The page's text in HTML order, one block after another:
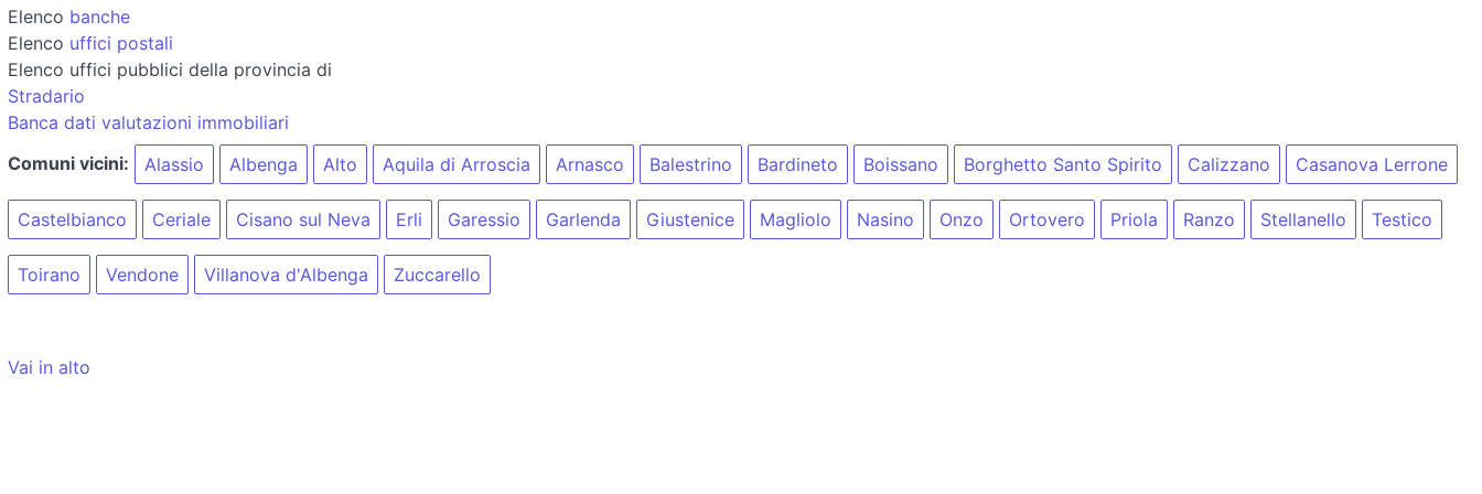
Elenco banche
Elenco uffici postali
Elenco uffici pubblici della provincia di
Stradario
Banca dati valutazioni immobiliari
Comuni vicini:
Alassio Albenga Alto Aquila di Arroscia Arnasco Balestrino Bardineto Boissano Borghetto Santo Spirito Calizzano Casanova Lerrone
Castelbianco Ceriale Cisano sul Neva Erli Garessio Garlenda Giustenice Magliolo Nasino Onzo Ortovero Priola Ranzo Stellanello Testico
Toirano Vendone Villanova d'Albenga Zuccarello
Vai in alto